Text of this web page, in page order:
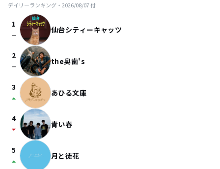
デイリーランキング・ 2026/08/07付
1
check_indeterminate_small 仙台シティーキャッツ
2
check_indeterminate_small the奥歯's
3
arrow_drop_up あひる文庫
4
arrow_drop_down 青い春
5
arrow_drop_up 月と徒花